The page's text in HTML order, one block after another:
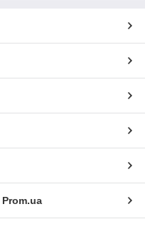
Prom.ua